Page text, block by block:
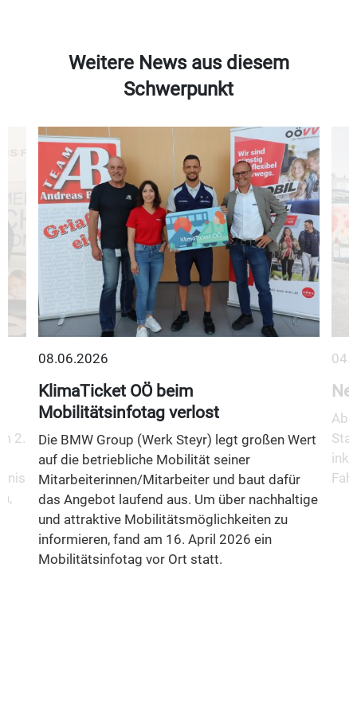
Weitere News aus diesem
Schwerpunkt
2.
08.06.2026
KlimaTicket OÖ beim
Mobilitätsinfotag verlost
Die BMW Group (Werk Steyr) legt großen Wert
auf die betriebliche Mobilität seiner
Mitarbeiterinnen/Mitarbeiter und baut dafür
das Angebot laufend aus. Um über nachhaltige
und attraktive Mobilitätsmöglichkeiten zu
informieren, fand am 16. April 2026 ein
Mobilitätsinfotag vor Ort statt.
Ab